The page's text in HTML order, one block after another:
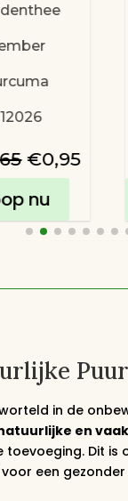
prijs
was:
€2,65.
€0,95
nu
in de
en vaak
toevoeging. Dit is
een gezonder